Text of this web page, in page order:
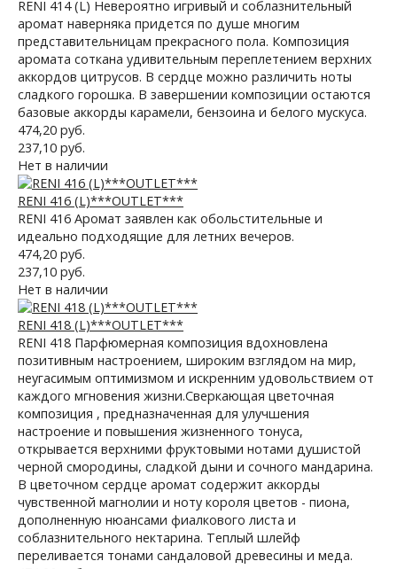
RENI 414 (L) Невероятно игривый и соблазнительный
аромат наверняка придется по душе многим
представительницам прекрасного пола. Композиция
аромата соткана удивительным переплетением верхних
аккордов цитрусов. В сердце можно различить ноты
сладкого горошка. В завершении композиции остаются
базовые аккорды карамели, бензоина и белого мускуса.
474,20 руб.
237,10 руб.
Нет в наличии
RENI 416 (L)***OUTLET***
RENI 416 Аромат заявлен как обольстительные и
идеально подходящие для летних вечеров.
474,20 руб.
237,10 руб.
Нет в наличии
RENI 418 (L)***OUTLET***
RENI 418 Парфюмерная композиция вдохновлена
позитивным настроением, широким взглядом на мир,
неугасимым оптимизмом и искренним удовольствием от
каждого мгновения жизни.Сверкающая цветочная
композиция , предназначенная для улучшения
настроение и повышения жизненного тонуса,
открывается верхними фруктовыми нотами душистой
черной смородины, сладкой дыни и сочного мандарина.
В цветочном сердце аромат содержит аккорды
чувственной магнолии и ноту короля цветов - пиона,
дополненную нюансами фиалкового листа и
соблазнительного нектарина. Теплый шлейф
переливается тонами сандаловой древесины и меда.